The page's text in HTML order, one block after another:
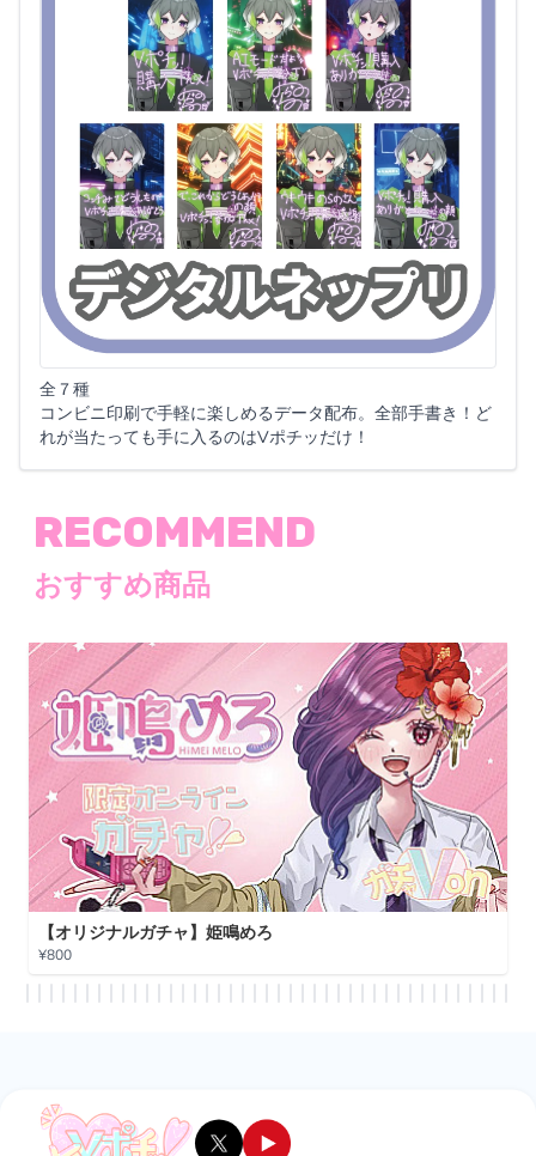
全７種
コンビニ印刷で手軽に楽しめるデータ配布。全部手書き！ど
れが当たっても手に入るのはVポチッだけ！
RECOMMEND
おすすめ商品
【オリジナルガチャ】姫鳴めろ
¥800